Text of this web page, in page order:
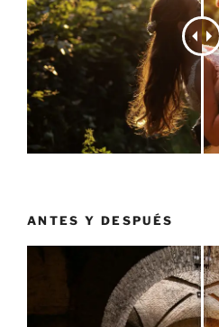
ANTES Y DESPUÉS